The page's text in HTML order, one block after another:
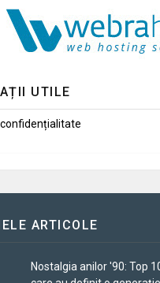
UTILE
ARTICOLE
Nostalgia anilor '90: Top